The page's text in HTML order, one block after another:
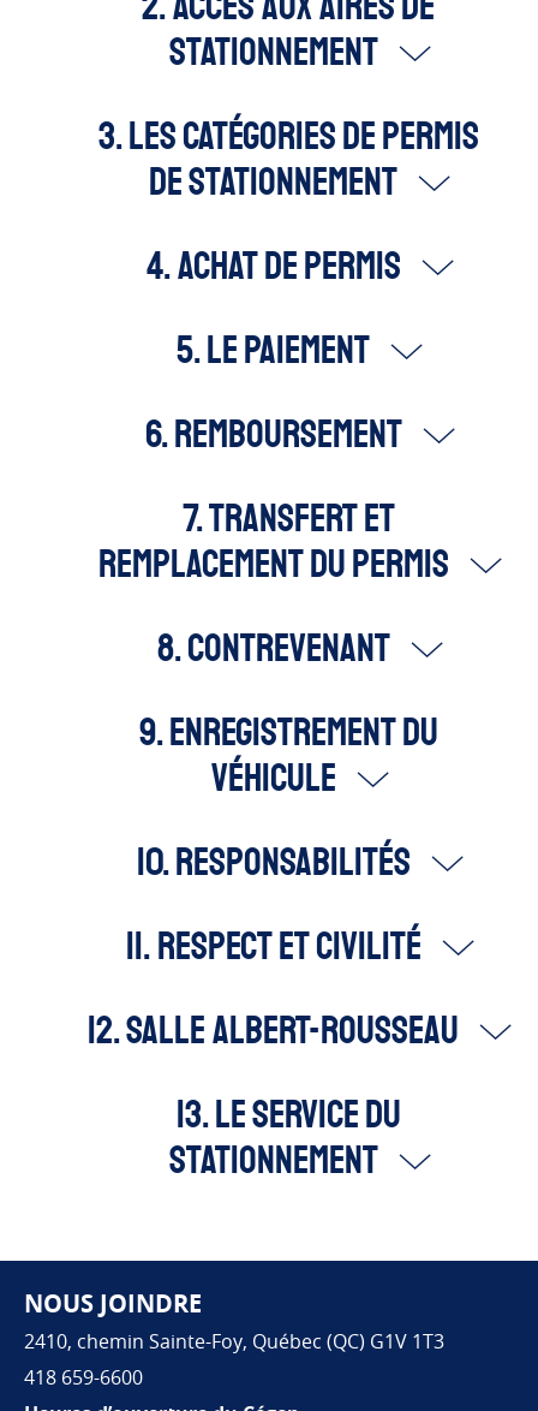
stationnement
3. Les catégories de permis
de stationnement
4. Achat de permis
5. Le paiement
6. Remboursement
7. Transfert et
remplacement du permis
8. Contrevenant
9. Enregistrement du
véhicule
10. Responsabilités
11. Respect et civilité
12. Salle Albert-Rousseau
13. Le Service du
stationnement
Pied de page
NOUS JOINDRE
2410, chemin Sainte-Foy, Québec (QC) G1V 1T3
418 659-6600